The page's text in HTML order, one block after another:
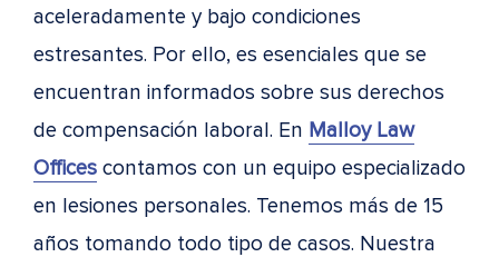
aceleradamente y bajo condiciones
estresantes. Por ello, es esenciales que se
encuentran informados sobre sus derechos
de compensación laboral. En Malloy Law
Offices contamos con un equipo especializado
en lesiones personales. Tenemos más de 15
años tomando todo tipo de casos. Nuestra